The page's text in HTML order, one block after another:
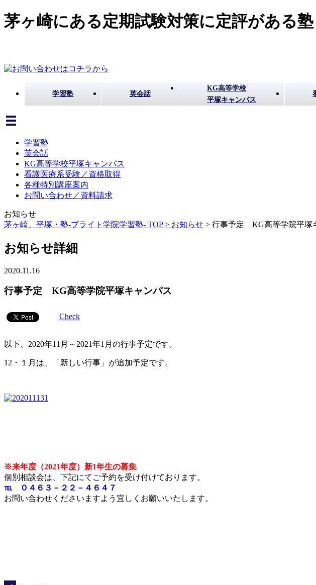
茅ヶ崎にある定期試験対策に定評がある
学習塾 英会話
KG高等学校
平塚キャンパス
学習塾
英会話
KG高等学校平塚キャンパス
看護医療系受験／資格取得
各種特別講座案内
お問い合わせ／資料請求
お知らせ
茅ヶ崎、平塚・塾-ブライト学院学習塾- TOP > お知らせ > 行事予定 KG高等学院平塚
お知らせ詳細
2020.11.16
行事予定 KG高等学院平塚キャンパス
Check
以下、2020年11月～2021年1月の行事予定です。
12・１月は、「新しい行事」が追加予定です。
※来年度（2021年度）新1年生の募集
個別相談会は、下記にてご予約を受け付けております。
℡ ０４６３－２２－４６４７
お問い合わせくださいますよう宜しくお願いいたします。